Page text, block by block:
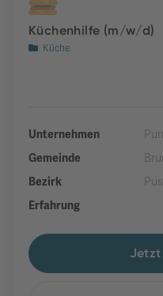
Küchenhilfe (m/w/d)
Küche
Unternehmen
Gemeinde
Bezirk
Erfahrung
Jetzt